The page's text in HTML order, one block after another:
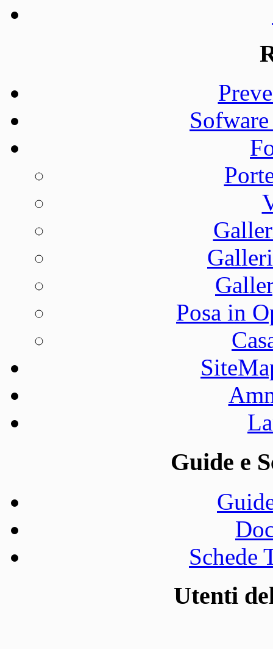
Posa in
Guide e
Schede
Utenti